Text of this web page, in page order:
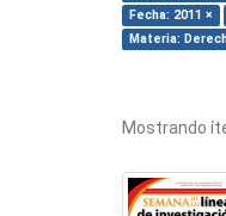
Fecha: 2011 ×
Materia:
Mostrando